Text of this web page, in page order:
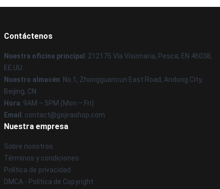
Contáctenos
Nuestra oficina principal : 212175 Vía Visionaria, Pesca, EN 46038,
EE.UU.
Nuestro almacén: No.1, Zhongguancun East Road, Andong City,
Beijing, CN
Hora: 9AM – 5PM (Mon – Fri)
Email : contact@gojirashop.com
Nuestra empresa
Sobre nosotros
Términos y condiciones
Política de privacidad
DMCA - Política de Copyright